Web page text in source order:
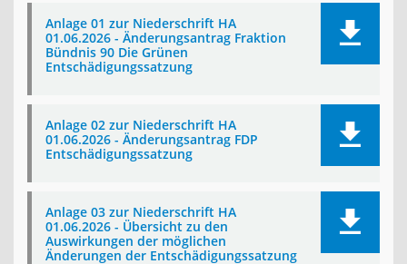
Anlage 01 zur Niederschrift HA
01.06.2026 - Änderungsantrag Fraktion
Bündnis 90 Die Grünen
Entschädigungssatzung
Anlage 02 zur Niederschrift HA
01.06.2026 - Änderungsantrag FDP
Entschädigungssatzung
Anlage 03 zur Niederschrift HA
01.06.2026 - Übersicht zu den
Auswirkungen der möglichen
Änderungen der Entschädigungssatzung